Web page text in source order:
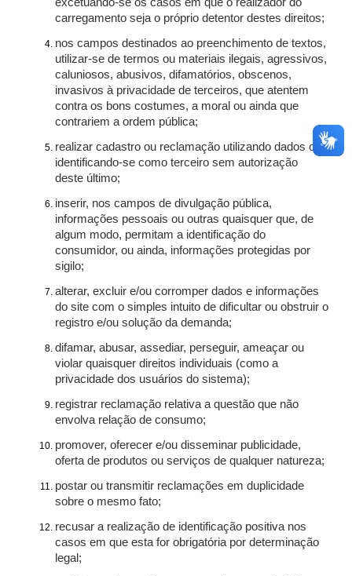
excetuando-se os casos em que o realizador do
carregamento seja o próprio detentor destes direitos;
nos campos destinados ao preenchimento de textos,
utilizar-se de termos ou materiais ilegais, agressivos,
caluniosos, abusivos, difamatórios, obscenos,
invasivos à privacidade de terceiros, que atentem
contra os bons costumes, a moral ou ainda que
contrariem a ordem pública;
realizar cadastro ou reclamação utilizando dados ou
identificando-se como terceiro sem autorização
deste último;
inserir, nos campos de divulgação pública,
informações pessoais ou outras quaisquer que, de
algum modo, permitam a identificação do
consumidor, ou ainda, informações protegidas por
sigilo;
alterar, excluir e/ou corromper dados e informações
do site com o simples intuito de dificultar ou obstruir o
registro e/ou solução da demanda;
difamar, abusar, assediar, perseguir, ameaçar ou
violar quaisquer direitos individuais (como a
privacidade dos usuários do sistema);
registrar reclamação relativa a questão que não
envolva relação de consumo;
promover, oferecer e/ou disseminar publicidade,
oferta de produtos ou serviços de qualquer natureza;
postar ou transmitir reclamações em duplicidade
sobre o mesmo fato;
recusar a realização de identificação positiva nos
casos em que esta for obrigatória por determinação
legal;